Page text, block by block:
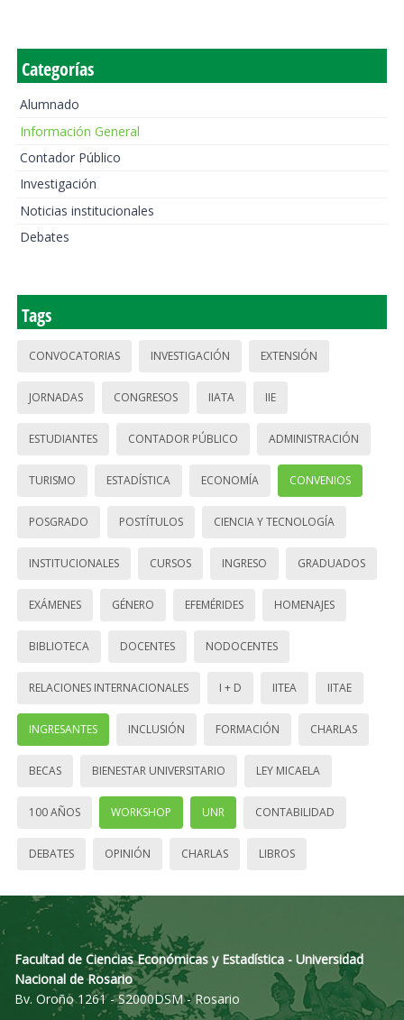
Categorías
Alumnado
Información General
Contador Público
Investigación
Noticias institucionales
Debates
Tags
CONVOCATORIAS INVESTIGACIÓN EXTENSIÓN
JORNADAS CONGRESOS IIATA IIE
ESTUDIANTES CONTADOR PÚBLICO ADMINISTRACIÓN
TURISMO ESTADÍSTICA ECONOMÍA CONVENIOS
POSGRADO POSTÍTULOS CIENCIA Y TECNOLOGÍA
INSTITUCIONALES CURSOS INGRESO GRADUADOS
EXÁMENES GÉNERO EFEMÉRIDES HOMENAJES
BIBLIOTECA DOCENTES NODOCENTES
RELACIONES INTERNACIONALES I + D IITEA IITAE
INGRESANTES INCLUSIÓN FORMACIÓN CHARLAS
BECAS BIENESTAR UNIVERSITARIO LEY MICAELA
100 AÑOS WORKSHOP UNR CONTABILIDAD
DEBATES OPINIÓN CHARLAS LIBROS
Facultad de Ciencias Económicas y Estadística - Universidad
Nacional de Rosario
Bv. Oroño 1261 - S2000DSM - Rosario